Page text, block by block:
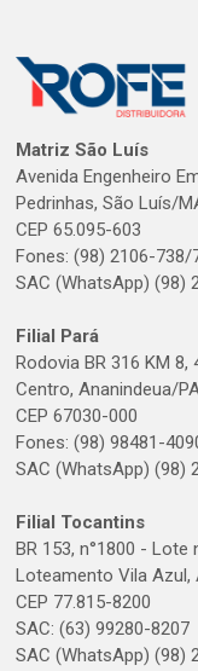
Matriz São Luís
Avenida Engenheiro
Pedrinhas, São Luís/
CEP 65.095-603
Fones: (98) 2106-738/
SAC (WhatsApp) (98)
Filial Pará
Rodovia BR 316 KM 8,
Centro, Ananindeua/
CEP 67030-000
Fones: (98) 98481-
SAC (WhatsApp) (98)
Filial Tocantins
BR 153, n°1800 - Lote
Loteamento Vila Azul,
CEP 77.815-8200
SAC: (63) 99280-8207
SAC (WhatsApp) (98)